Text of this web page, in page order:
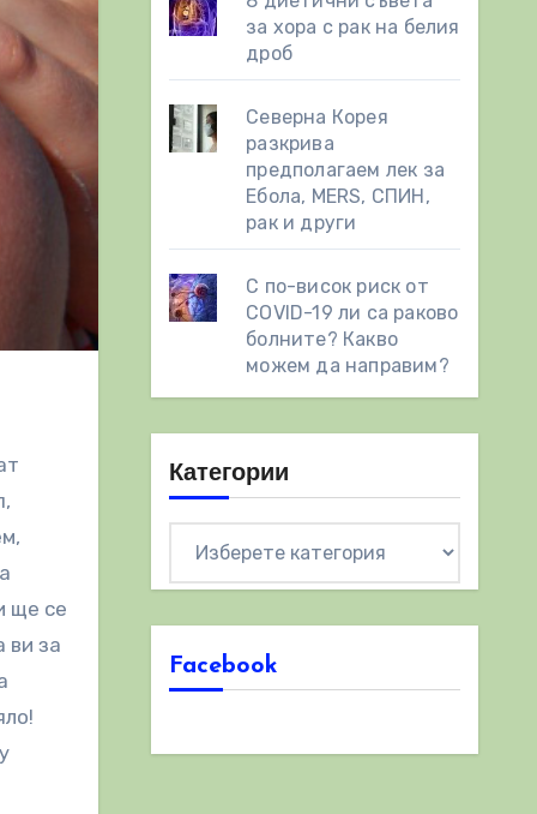
ще се
ви за
за хора с рак на белия
дроб
Северна Корея
разкрива
предполагаем лек за
Ебола, MERS, СПИН,
рак и други
С по-висок риск от
COVID-19 ли са раково
болните? Какво
можем да направим?
Категории
Facebook